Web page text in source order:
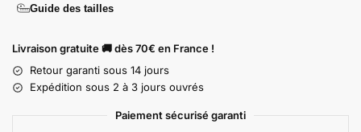
Guide des tailles
Livraison gratuite 🚚 dès 70€ en France !
Retour garanti sous 14 jours
Expédition sous 2 à 3 jours ouvrés
Paiement sécurisé garanti